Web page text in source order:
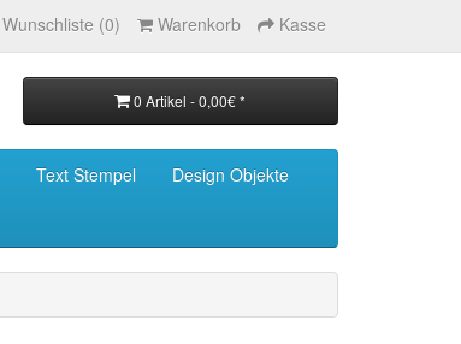
Wunschliste (0) Warenkorb Kasse
0 Artikel - 0,00€ *
Text Stempel
Design Objekte